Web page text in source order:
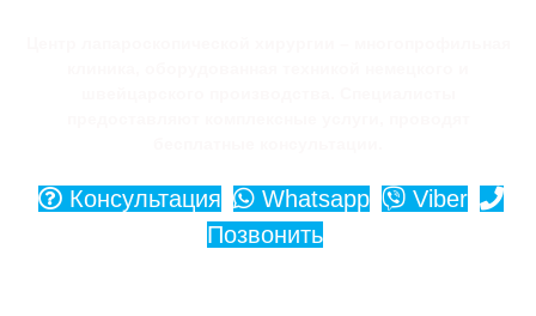
Консультация Whatsapp
Viber
Позвонить